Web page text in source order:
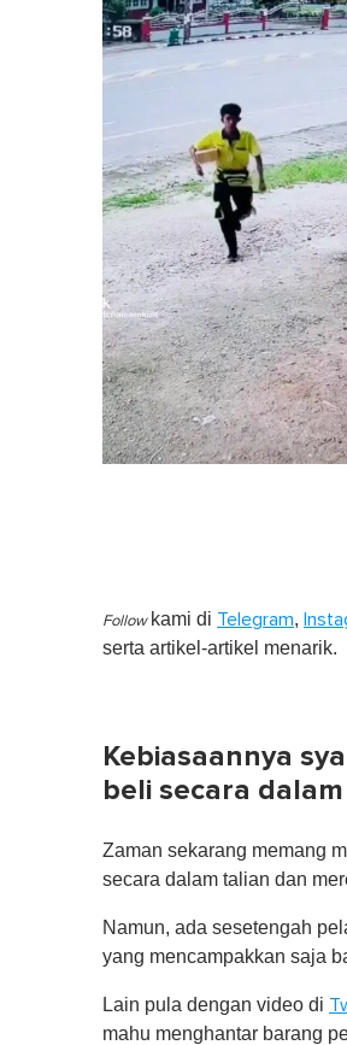
Follow kami di Telegram,
serta artikel-artikel menarik.
Kebiasaannya
beli secara
Zaman sekarang memang
secara dalam talian dan
Namun, ada sesetengah
yang mencampakkan saja
Lain pula dengan video di
mahu menghantar barang